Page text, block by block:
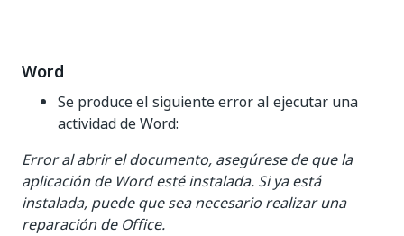
Word
Se produce el siguiente error al ejecutar una
actividad de Word:
Error al abrir el documento, asegúrese de que la
aplicación de Word esté instalada. Si ya está
instalada, puede que sea necesario realizar una
reparación de Office.